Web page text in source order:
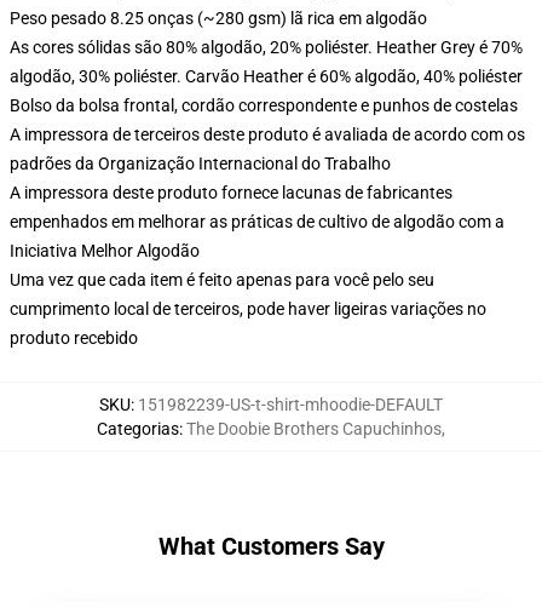
Peso pesado 8.25 onças (~280 gsm) lã rica em algodão
As cores sólidas são 80% algodão, 20% poliéster. Heather Grey é 70%
algodão, 30% poliéster. Carvão Heather é 60% algodão, 40% poliéster
Bolso da bolsa frontal, cordão correspondente e punhos de costelas
A impressora de terceiros deste produto é avaliada de acordo com os
padrões da Organização Internacional do Trabalho
A impressora deste produto fornece lacunas de fabricantes
empenhados em melhorar as práticas de cultivo de algodão com a
Iniciativa Melhor Algodão
Uma vez que cada item é feito apenas para você pelo seu
cumprimento local de terceiros, pode haver ligeiras variações no
produto recebido
SKU: 151982239-US-t-shirt-mhoodie-DEFAULT
Categorias:The Doobie Brothers Capuchinhos,
What Customers Say